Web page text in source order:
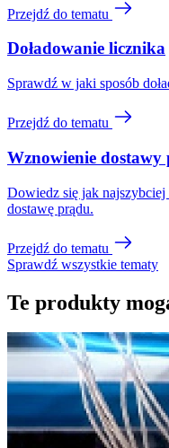
Przejdź do tematu
Doładowanie licznika
Sprawdź w jaki sposób
Przejdź do tematu
Wznowienie dostawy
Dowiedz się jak
dostawę prądu.
Przejdź do tematu
Sprawdź wszystkie tematy
Te produkty